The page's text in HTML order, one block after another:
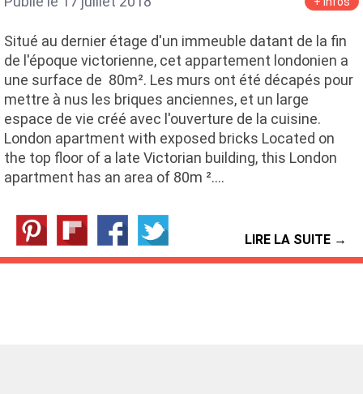
Situé au dernier étage d'un immeuble datant de la fin
de l'époque victorienne, cet appartement londonien a
une surface de 80m². Les murs ont été décapés pour
mettre à nus les briques anciennes, et un large
espace de vie créé avec l'ouverture de la cuisine.
London apartment with exposed bricks Located on
the top floor of a late Victorian building, this London
apartment has an area of 80m ².…
LIRE LA SUITE →